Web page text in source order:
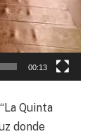
00:13
Quinta
donde